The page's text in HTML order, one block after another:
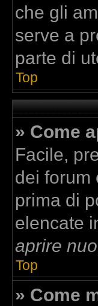
che gli
serve a
parte di
Top
» Come
Facile,
dei forum
prima di
elencate
aprire
Top
» Come